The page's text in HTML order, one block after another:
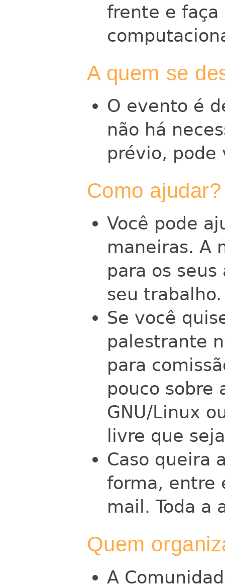
frente e faça
A quem se
O evento é
não há
prévio, pode
Como ajudar?
Você pode
maneiras. A
para os
seu trabalho.
Se você
palestrante
para
pouco sobre
GNU/Linux
livre que
Caso queira
forma, entre
mail. Toda a
Quem
A